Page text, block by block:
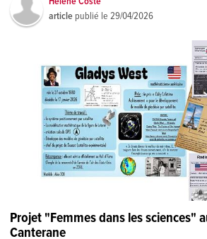
article publié le29/04/2026
Projet "Femmes dans les sciences"
Canterane